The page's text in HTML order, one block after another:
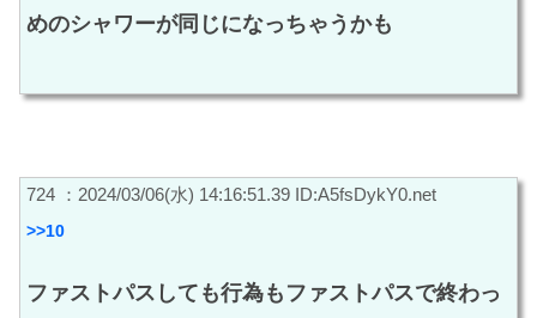
めのシャワーが同じになっちゃうかも
724 ：2024/03/06(水) 14:16:51.39 ID:A5fsDykY0.net
>>10
ファストパスしても行為もファストパスで終わっ